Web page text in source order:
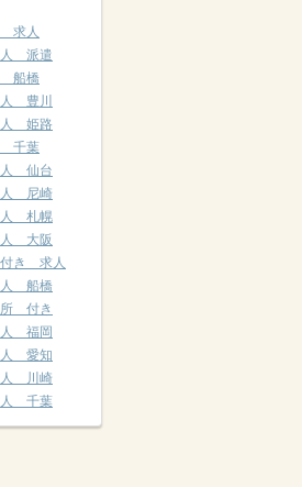
求人
派遣
船橋
豊川
姫路
千葉
仙台
尼崎
札幌
大阪
き 求人
船橋
付き
福岡
愛知
川崎
千葉